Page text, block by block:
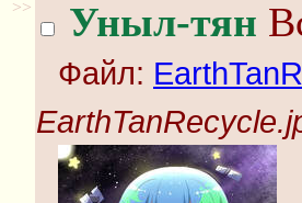
>> Уныл-тян
Файл: